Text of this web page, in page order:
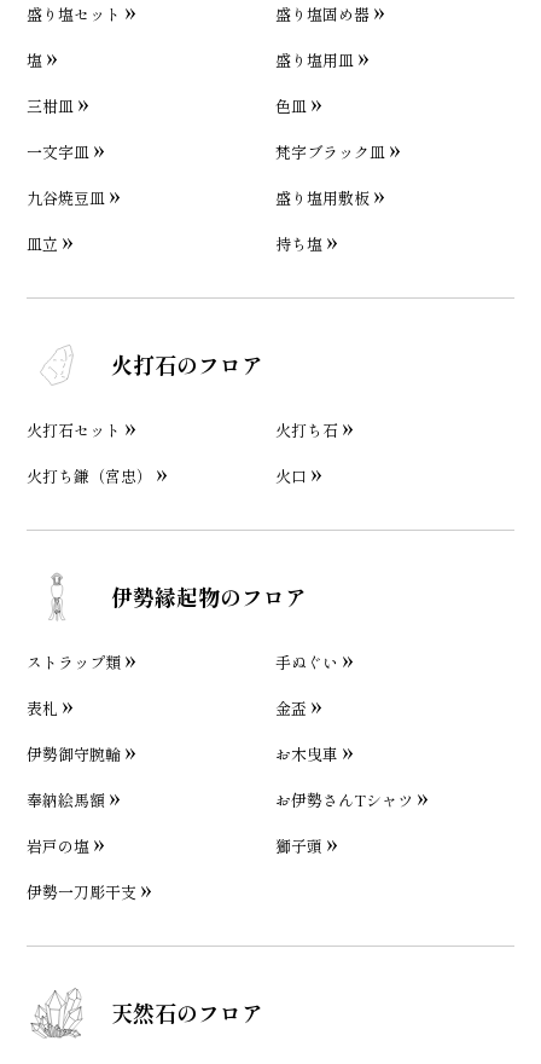
盛り塩セット
盛り塩固め器
塩
盛り塩用皿
三柑皿
色皿
一文字皿
梵字ブラック皿
九谷焼豆皿
盛り塩用敷板
皿立
持ち塩
火打石のフロア
火打石セット
火打ち石
火打ち鎌（宮忠）
火口
伊勢縁起物のフロア
ストラップ類
手ぬぐい
表札
金盃
伊勢御守腕輪
お木曳車
奉納絵馬額
お伊勢さんTシャツ
岩戸の塩
獅子頭
伊勢一刀彫干支
天然石のフロア